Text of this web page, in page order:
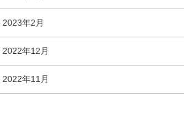
2023年2月
2022年12月
2022年11月